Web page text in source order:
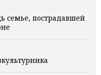
семье, пострадавшей